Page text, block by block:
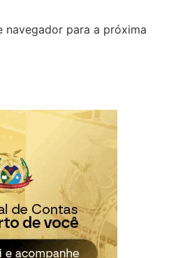
navegador para a próxima